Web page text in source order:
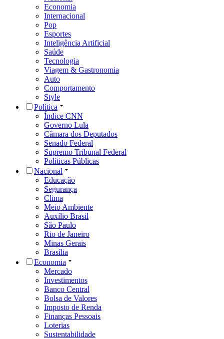
Economia
Internacional
Pop
Esportes
Inteligência Artificial
Saúde
Tecnologia
Viagem & Gastronomia
Auto
Comportamento
Style
Política
Índice CNN
Governo Lula
Câmara dos Deputados
Senado Federal
Supremo Tribunal Federal
Políticas Públicas
Nacional
Educação
Segurança
Clima
Meio Ambiente
Auxílio Brasil
São Paulo
Rio de Janeiro
Minas Gerais
Brasília
Economia
Mercado
Investimentos
Banco Central
Bolsa de Valores
Imposto de Renda
Finanças Pessoais
Loterias
Sustentabilidade